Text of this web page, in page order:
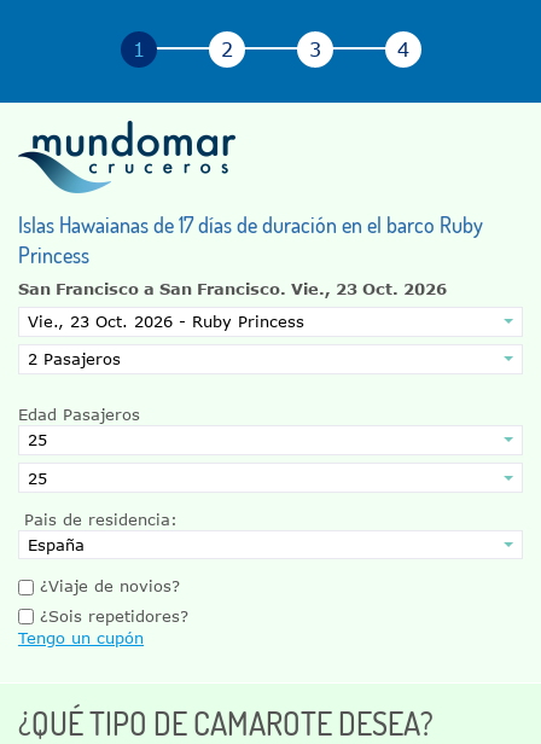
Islas Hawaianas de 17 días de duración en el barco Ruby
Princess
San Francisco a San Francisco. Vie., 23 Oct. 2026
Edad Pasajeros
Pais de residencia:
¿Viaje de novios?
¿Sois repetidores?
Tengo un cupón
¿QUÉ TIPO DE CAMAROTE DESEA?